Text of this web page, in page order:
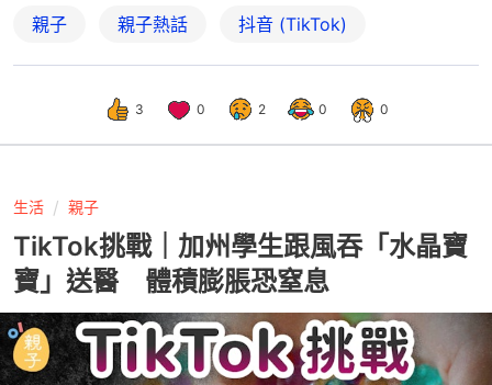
親子 親子熱話 抖音 (TikTok)
3 0 2 0 0
生活 親子
TikTok挑戰｜加州學生跟風吞「水晶寶
寶」送醫 體積膨脹恐窒息